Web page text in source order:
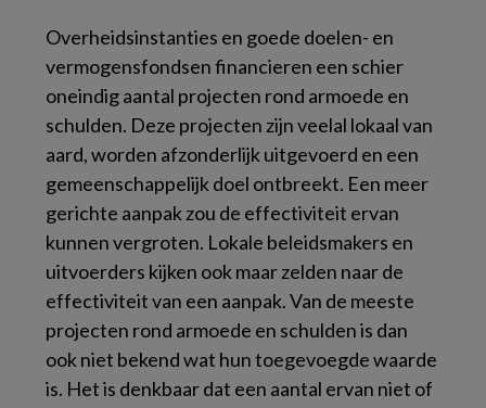
Overheidsinstanties en goede doelen- en
vermogensfondsen financieren een schier
oneindig aantal projecten rond armoede en
schulden. Deze projecten zijn veelal lokaal van
aard, worden afzonderlijk uitgevoerd en een
gemeenschappelijk doel ontbreekt. Een meer
gerichte aanpak zou de effectiviteit ervan
kunnen vergroten. Lokale beleidsmakers en
uitvoerders kijken ook maar zelden naar de
effectiviteit van een aanpak. Van de meeste
projecten rond armoede en schulden is dan
ook niet bekend wat hun toegevoegde waarde
is. Het is denkbaar dat een aantal ervan niet of